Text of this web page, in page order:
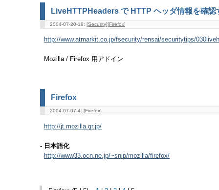
LiveHTTPHeaders で HTTP ヘッダ情報を確認
2004-07-20-18: [Security][Firefox]
http://www.atmarkit.co.jp/fsecurity/rensai/securitytips/
Mozilla / Firefox 用アドイン
Firefox
2004-07-07-4: [Firefox]
http://jt.mozilla.gr.jp/
- 日本語化
http://www33.ocn.ne.jp/~snip/mozilla/firefox/